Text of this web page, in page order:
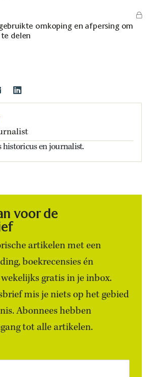
omkoping en afpersing om
delen
en journalist.
voor de
artikelen met een
boekrecensies én
gratis in je inbox.
mis je niets op het gebied
Abonnees hebben
tot alle artikelen.